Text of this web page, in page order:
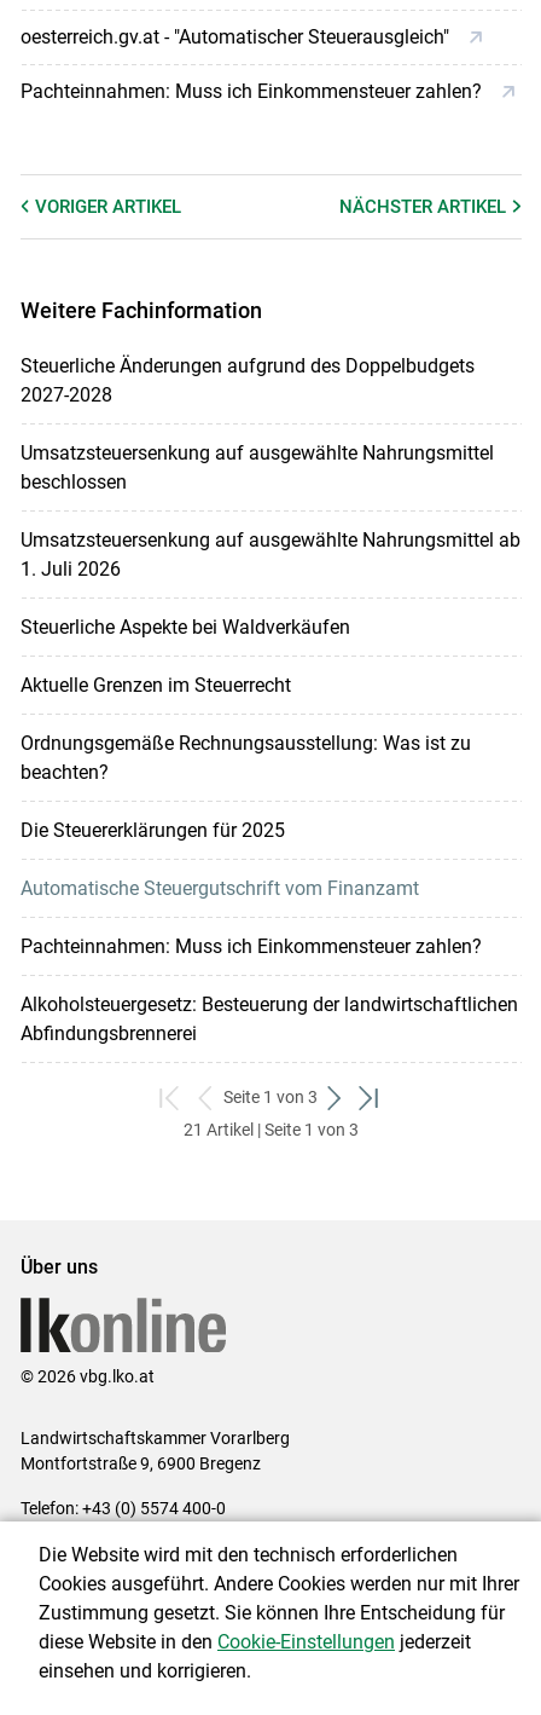
oesterreich.gv.at - "Automatischer Steuerausgleich"
Pachteinnahmen: Muss ich Einkommensteuer zahlen?
VORIGER ARTIKEL NÄCHSTERARTIKEL
Weitere Fachinformation
Steuerliche Änderungen aufgrund des Doppelbudgets
2027-2028
Umsatzsteuersenkung auf ausgewählte Nahrungsmittel
beschlossen
Umsatzsteuersenkung auf ausgewählte Nahrungsmittel ab
1. Juli 2026
Steuerliche Aspekte bei Waldverkäufen
Aktuelle Grenzen im Steuerrecht
Ordnungsgemäße Rechnungsausstellung: Was ist zu
beachten?
Die Steuererklärungen für 2025
Automatische Steuergutschrift vom Finanzamt
Pachteinnahmen: Muss ich Einkommensteuer zahlen?
Alkoholsteuergesetz: Besteuerung der landwirtschaftlichen
Abfindungsbrennerei
zum
ersten
zurück
zum
Seite 1 von 3
weiter
zum
zum
21 Artikel | Seite 1 von 3
Über uns
© 2026 vbg.lko.at
Landwirtschaftskammer Vorarlberg
Montfortstraße 9, 6900 Bregenz
Telefon: +43 (0) 5574 400-0
Impressum|Kontakt|Datenschutzerklärung|Barrierefreiheit|
Cookie-Einstellungen
Die Website wird mit den technisch erforderlichen
Cookies ausgeführt. Andere Cookies werden nur mit Ihrer
Zustimmung gesetzt. Sie können Ihre Entscheidung für
diese Website in den Cookie-Einstellungen jederzeit
einsehen und korrigieren.